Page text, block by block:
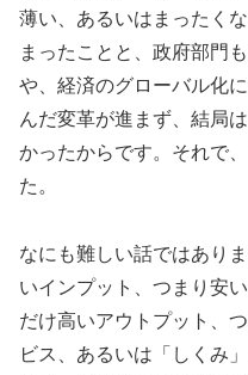
薄い、あるいはまったく
まったことと、政府部門
や、経済のグローバル化
んだ変革が進まず、結局
かったからです。それで
た。
なにも難しい話ではあり
いインプット、つまり安
だけ高いアウトプット、
ビス、あるいは「しくみ